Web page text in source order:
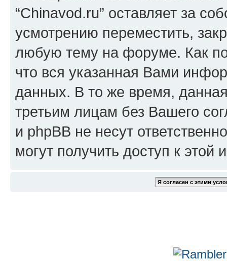
“Chinavod.ru” оставляет за
усмотрению переместить,
любую тему на форуме. Как
что вся указанная Вами
данных. В то же время,
третьим лицам без Вашего
и phpBB не несут
могут получить доступ к